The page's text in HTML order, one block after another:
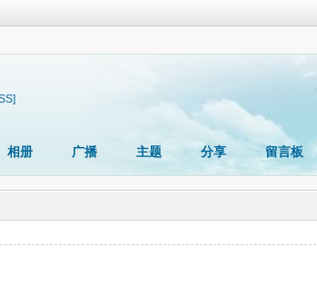
相册 广播 主题 分享 留言板